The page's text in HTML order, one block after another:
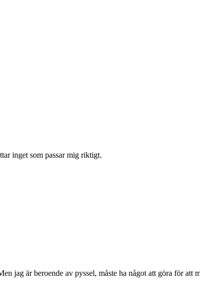
inget som passar mig riktigt.
jag är beroende av pyssel, måste ha något att göra för att